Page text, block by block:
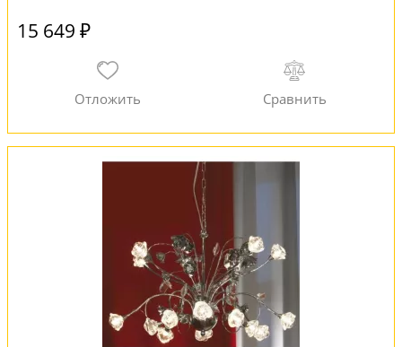
15 649 ₽